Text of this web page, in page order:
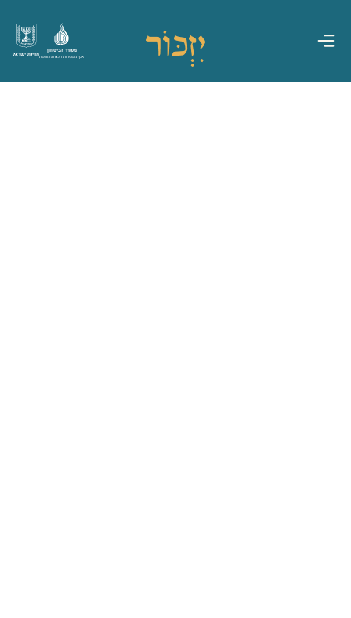
מדינת ישראל
משרד הביטחון
אגף משפחות, הנצחה ומורשת